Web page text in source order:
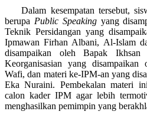
Dalam kesempatan tersebut,
berupa Public Speakingyang
Teknik Persidangan yang
Ipmawan Firhan Albani, Al-Islam
disampaikan oleh Bapak Ikhsan
Keorganisasian yang
Wafi, dan materi ke-IPM-an yang
Eka Nuraini. Pembekalan materi
calon kader IPM agar lebih
menghasilkan pemimpin yang